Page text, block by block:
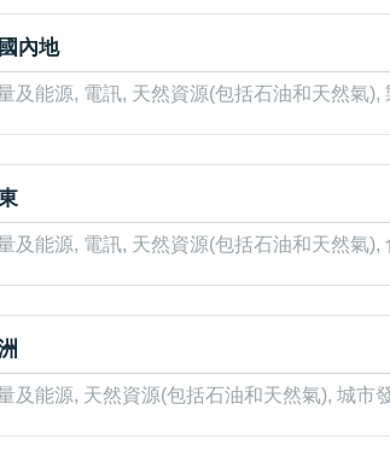
內地
及能源, 電訊, 天然資源(包括石油和天然氣
及能源, 電訊, 天然資源(包括石油和天然氣
及能源, 天然資源(包括石油和天然氣), 城市